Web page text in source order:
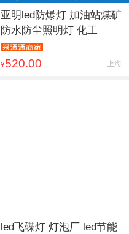
亚明led防爆灯 加油站煤矿
防水防尘照明灯 化工
¥520.00 上海
led飞碟灯 灯泡厂 led节能